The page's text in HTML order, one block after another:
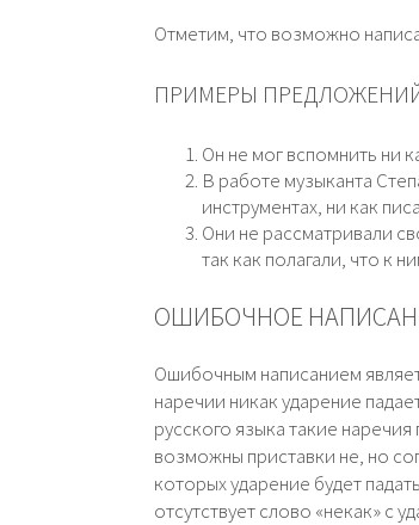
Отметим, что возможно
ПРИМЕРЫ
Он не мог вспомнить ни
В работе музыканта
инструментах, ни как
Они не рассматривали
так как полагали, что к
ОШИБОЧНОЕ
Ошибочным написанием
наречии никак ударение
русского языка такие
возможны приставки не, но
которых ударение будет
отсутствует слово «некак» с